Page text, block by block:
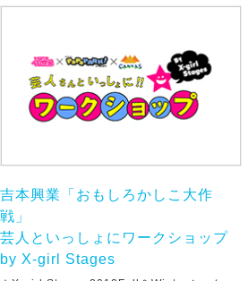
吉本興業「おもしろかしこ大作
戦」
芸人といっしょにワークショップ
by X-girl Stages